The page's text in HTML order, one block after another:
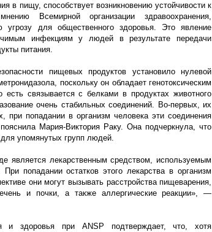
в пищу, способствует возникновению устойчивости к
Всемирной организации здравоохранения,
угрозу для общественного здоровья. Это явление
инфекциям у людей в результате передачи
питания.
пищевых продуктов установило нулевой
поскольку он обладает генотоксическим
есть связывается с белками в продуктах животного
очень стабильных соединений. Во-первых, их
при попадании в организм человека эти соединения
Мария-Виктория Раку. Она подчеркнула, что
упомянутых групп людей.
является лекарственным средством, используемым
попадании остатков этого лекарства в организм
они могут вызывать расстройства пищеварения,
и почки, а также аллергические реакции», —
и здоровья при ANSP подтверждает, что, хотя